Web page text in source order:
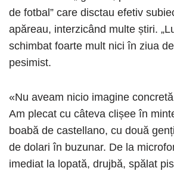
de fotbal” care disctau efetiv
apăreau, interzicând multe știri.
schimbat foarte mult nici în ziua
pesimist.
«Nu aveam nicio imagine
Am plecat cu câteva clișee în
boabă de castellano, cu două
de dolari în buzunar. De la
imediat la lopată, drujbă, spălat